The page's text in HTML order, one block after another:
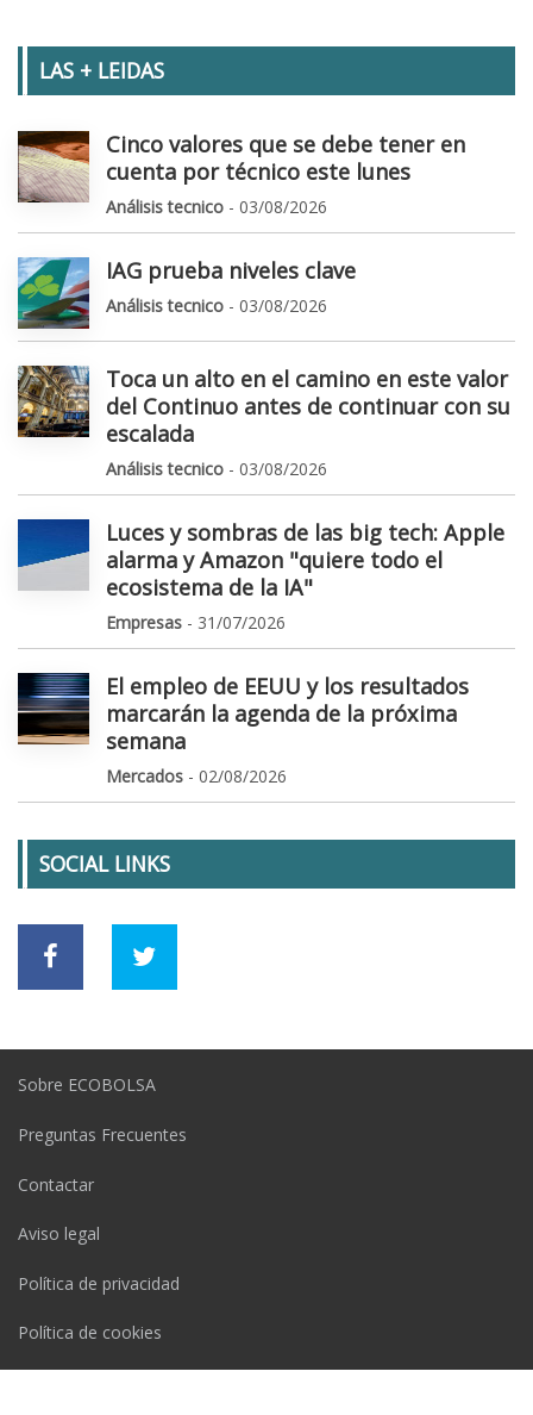
LAS + LEIDAS
Cinco valores que se debe tener en
cuenta por técnico este lunes
Análisis tecnico - 03/08/2026
IAG prueba niveles clave
Análisis tecnico - 03/08/2026
Toca un alto en el camino en este valor
del Continuo antes de continuar con su
escalada
Análisis tecnico - 03/08/2026
Luces y sombras de las big tech: Apple
alarma y Amazon "quiere todo el
ecosistema de la IA"
Empresas - 31/07/2026
El empleo de EEUU y los resultados
marcarán la agenda de la próxima
semana
Mercados - 02/08/2026
SOCIAL LINKS
Sobre ECOBOLSA
Preguntas Frecuentes
Contactar
Aviso legal
Política de privacidad
Política de cookies